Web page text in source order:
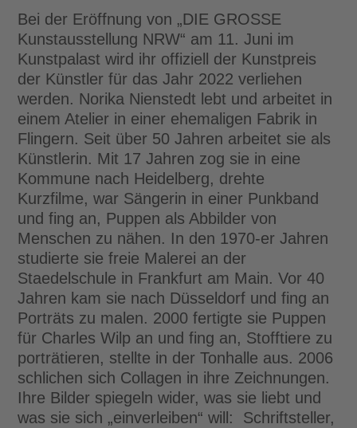
Bei der Eröffnung von „DIE GROSSE
Kunstausstellung NRW“ am 11. Juni im
Kunstpalast wird ihr offiziell der Kunstpreis
der Künstler für das Jahr 2022 verliehen
werden. Norika Nienstedt lebt und arbeitet in
einem Atelier in einer ehemaligen Fabrik in
Flingern. Seit über 50 Jahren arbeitet sie als
Künstlerin. Mit 17 Jahren zog sie in eine
Kommune nach Heidelberg, drehte
Kurzfilme, war Sängerin in einer Punkband
und fing an, Puppen als Abbilder von
Menschen zu nähen. In den 1970-er Jahren
studierte sie freie Malerei an der
Staedelschule in Frankfurt am Main. Vor 40
Jahren kam sie nach Düsseldorf und fing an
Porträts zu malen. 2000 fertigte sie Puppen
für Charles Wilp an und fing an, Stofftiere zu
porträtieren, stellte in der Tonhalle aus. 2006
schlichen sich Collagen in ihre Zeichnungen.
Ihre Bilder spiegeln wider, was sie liebt und
was sie sich „einverleiben“ will: Schriftsteller,